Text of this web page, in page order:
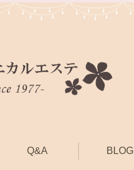
Q&A BLOG